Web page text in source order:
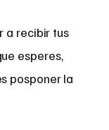
a recibir tus
esperes,
posponer la